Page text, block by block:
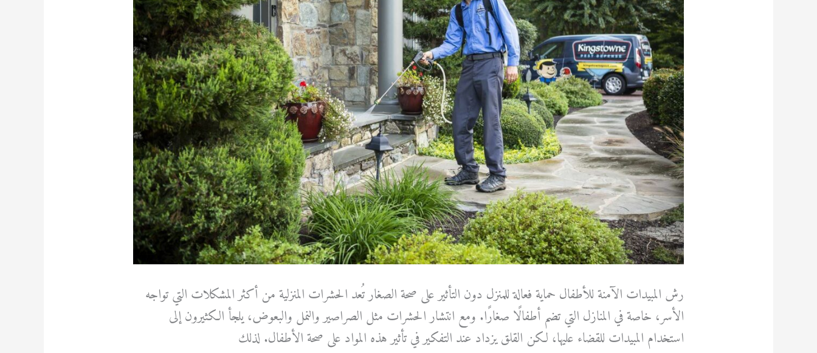
رش المبيدات الآمنة للأطفال حماية فعالة للمنزل دون التأثير على صحة الصغار تُعد الحشرات المنزلية من أكثر المشكلات التي تواجه
الأسر، خاصة في المنازل التي تضم أطفالًا صغارًا. ومع انتشار الحشرات مثل الصراصير والنمل والبعوض، يلجأ الكثيرون إلى
استخدام المبيدات للقضاء عليها، لكن القلق يزداد عند التفكير في تأثير هذه المواد على صحة الأطفال. لذلك